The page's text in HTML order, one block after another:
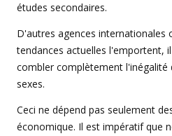
études secondaires.
D'autres agences internationales
tendances actuelles l'emportent,
combler complètement l'inégalité
sexes.
Ceci ne dépend pas seulement
économique. Il est impératif que